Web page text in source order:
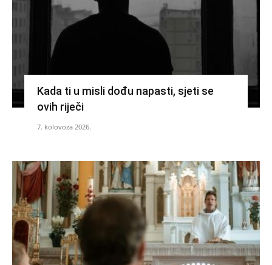
Kada ti u misli dođu napasti, sjeti se
ovih riječi
7. kolovoza 2026.